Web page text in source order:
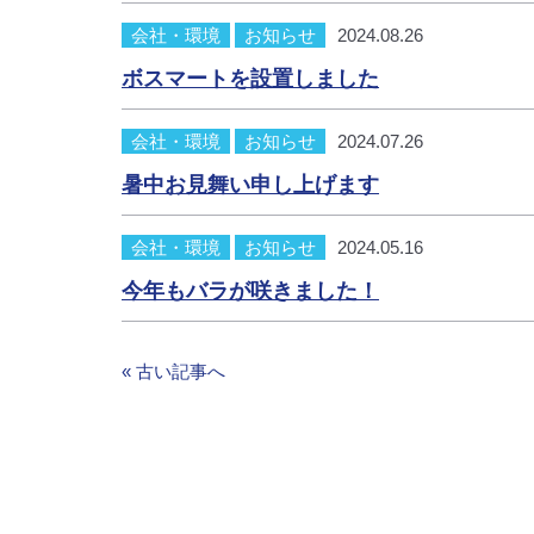
会社・環境 お知らせ 2024.08.26
ボスマートを設置しました
会社・環境 お知らせ 2024.07.26
暑中お見舞い申し上げます
会社・環境 お知らせ 2024.05.16
今年もバラが咲きました！
« 古い記事へ